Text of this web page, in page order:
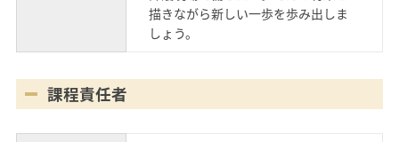
描きながら新しい一歩を歩み出しま
しょう。
課程責任者